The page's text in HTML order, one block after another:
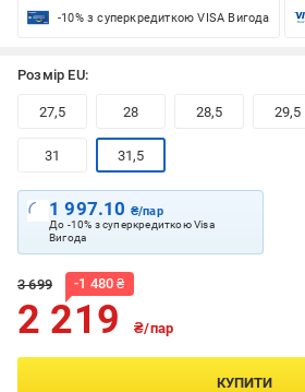
-10% з суперкредиткою VISA Вигода
Розмір EU:
27,5 28 28,5 29,5
31 31,5
1 997.10 ₴/пар
До -10% з суперкредиткою Visa
Вигода
3 699 -1 480 ₴
2 219 ₴/пар
КУПИТИ